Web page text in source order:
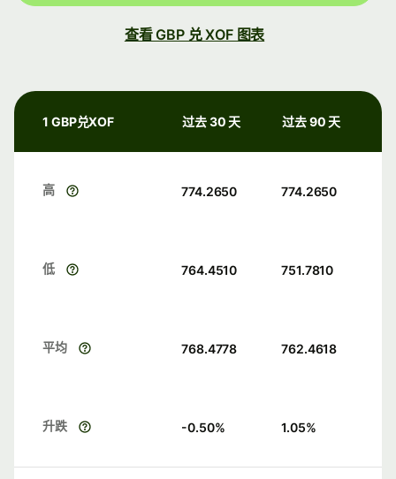
查看 GBP 兑 XOF 图表
1 GBP兑XOF 过去 30 天 过去 90 天
高 774.2650 774.2650
低 764.4510 751.7810
平均 768.4778 762.4618
升跌 -0.50% 1.05%